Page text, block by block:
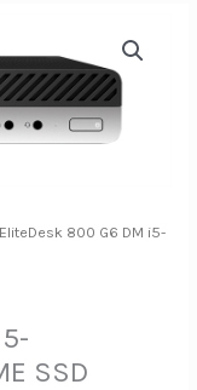
800 G6 DM i5-
SSD